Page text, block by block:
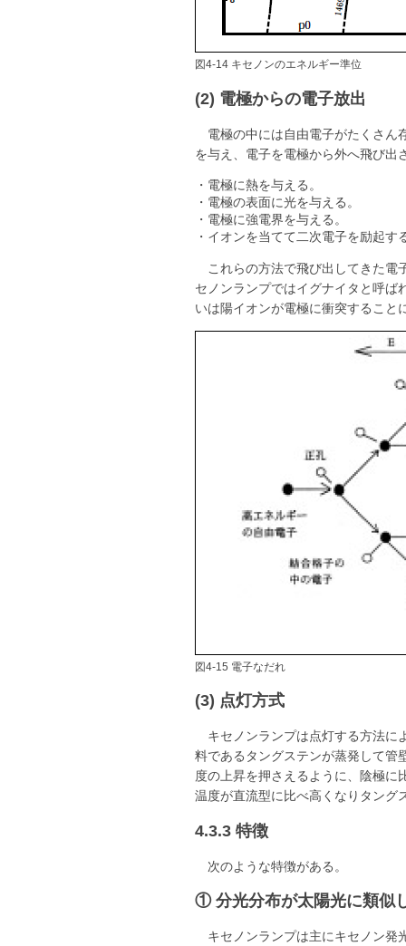
図4-14 キセノンのエネルギー準位
(2) 電極からの電子放出
電極の中には自由電子がたくさん
を与え、電子を電極から外へ飛び出
・電極に熱を与える。
・電極の表面に光を与える。
・電極に強電界を与える。
・イオンを当てて二次電子を励起す
これらの方法で飛び出してきた
セノンランプではイグナイタと呼ば
いは陽イオンが電極に衝突すること
図4-15 電子なだれ
(3) 点灯方式
キセノンランプは点灯する方法に
料であるタングステンが蒸発して管
度の上昇を押さえるように、陰極に
温度が直流型に比べ高くなりタング
4.3.3 特徴
次のような特徴がある。
① 分光分布が太陽光に類似
キセノンランプは主にキセノン発